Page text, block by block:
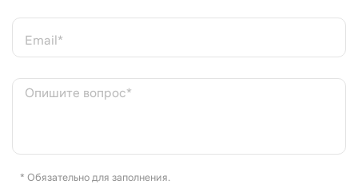
Email*
Опишите вопрос*
* Обязательно для заполнения.